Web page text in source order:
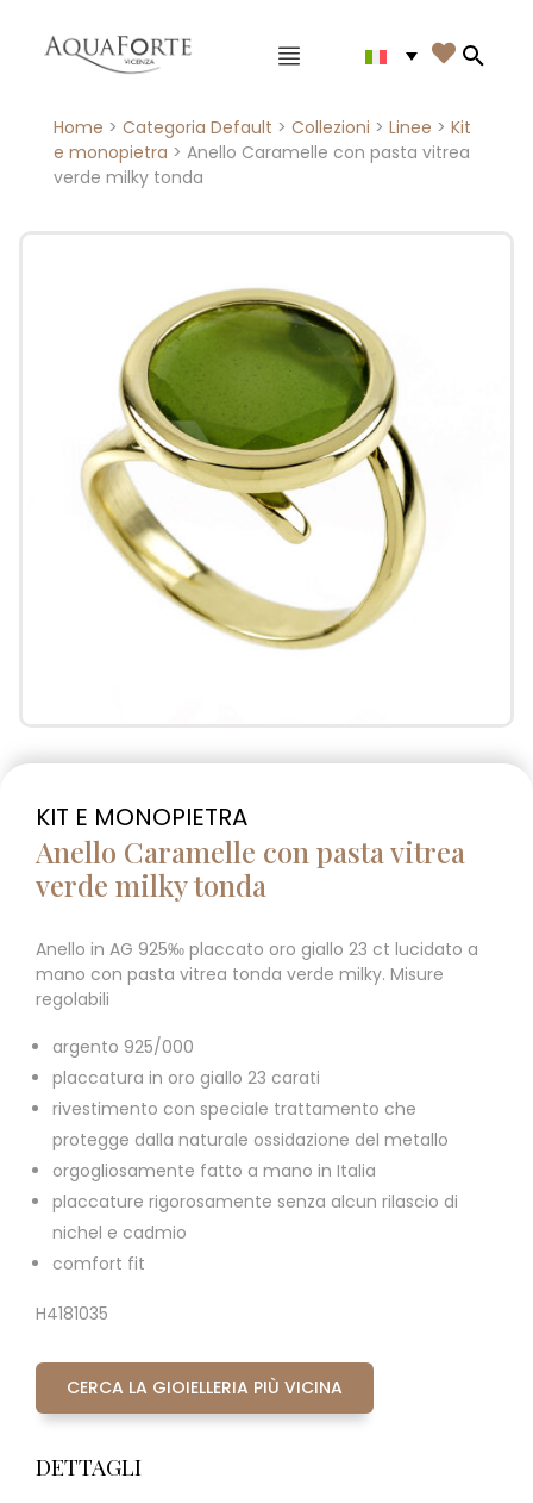
Menù principale 
Home > Categoria Default > Collezioni > Linee > Kit
e monopietra > Anello Caramelle con pasta vitrea
verde milky tonda
KIT E MONOPIETRA
Anello Caramelle con pasta vitrea
verde milky tonda
Anello in AG 925‰ placcato oro giallo 23 ct lucidato a
mano con pasta vitrea tonda verde milky. Misure
regolabili
argento 925/000
placcatura in oro giallo 23 carati
rivestimento con speciale trattamento che
protegge dalla naturale ossidazione del metallo
orgogliosamente fatto a mano in Italia
placcature rigorosamente senza alcun rilascio di
nichel e cadmio
comfort fit
H4181035
CERCA LA GIOIELLERIA PIÙ VICINA
DETTAGLI